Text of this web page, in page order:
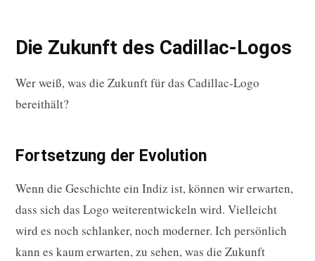
Die Zukunft des Cadillac-Logos
Wer weiß, was die Zukunft für das Cadillac-Logo
bereithält?
Fortsetzung der Evolution
Wenn die Geschichte ein Indiz ist, können wir erwarten,
dass sich das Logo weiterentwickeln wird. Vielleicht
wird es noch schlanker, noch moderner. Ich persönlich
kann es kaum erwarten, zu sehen, was die Zukunft